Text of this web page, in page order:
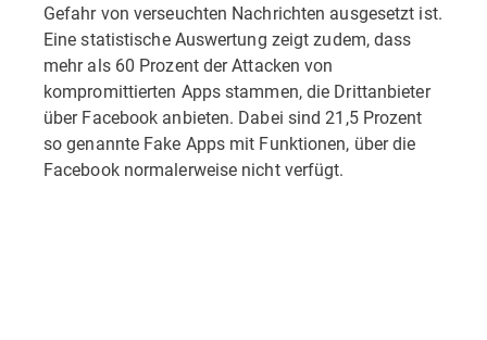
Gefahr von verseuchten Nachrichten ausgesetzt ist.
Eine statistische Auswertung zeigt zudem, dass
mehr als 60 Prozent der Attacken von
kompromittierten Apps stammen, die Drittanbieter
über Facebook anbieten. Dabei sind 21,5 Prozent
so genannte Fake Apps mit Funktionen, über die
Facebook normalerweise nicht verfügt.